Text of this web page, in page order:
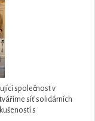
společnost v
síť solidárních
s